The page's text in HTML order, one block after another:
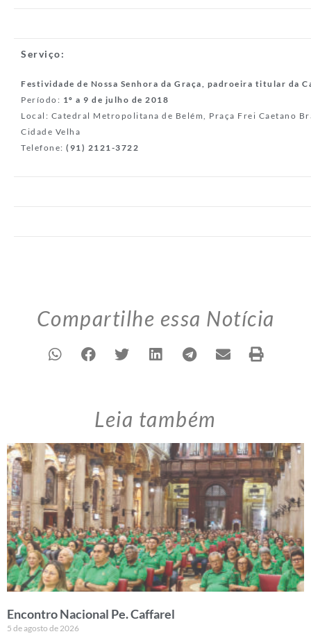
Serviço:
Festividade de Nossa Senhora da Graça, padroeira titular da
Período: 1º a 9 de julho de 2018
Local: Catedral Metropolitana de Belém, Praça Frei Caetano
Cidade Velha
Telefone: (91) 2121-3722
Compartilhe essa Notícia
Leia também
Encontro Nacional Pe. Caffarel
5 de agosto de 2026